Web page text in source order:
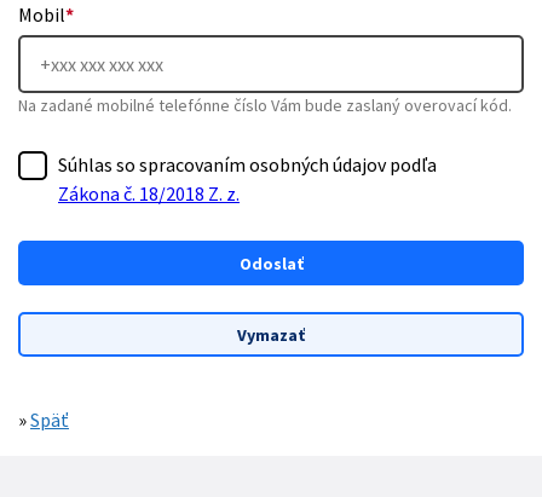
Mobil*
Na zadané mobilné telefónne číslo Vám bude zaslaný overovací kód.
Súhlas so spracovaním osobných údajov podľa
Zákona č. 18/2018 Z. z.
»Späť